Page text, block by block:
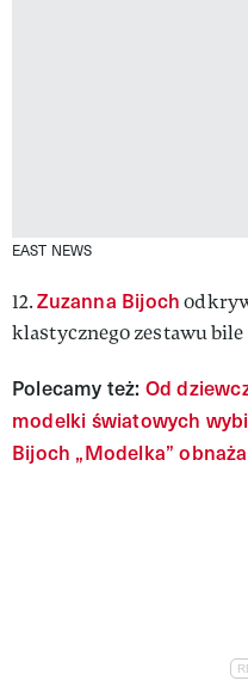
EAST NEWS
12.Zuzanna Bijoch
klastycznego zestawu
Polecamy też: Od
modelki światowych
Bijoch „Modelka”